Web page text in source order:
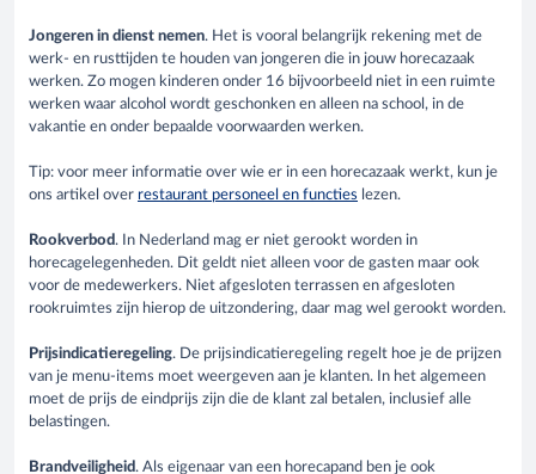
Jongeren in dienst nemen. Het is vooral belangrijk rekening met de
werk- en rusttijden te houden van jongeren die in jouw horecazaak
werken. Zo mogen kinderen onder 16 bijvoorbeeld niet in een ruimte
werken waar alcohol wordt geschonken en alleen na school, in de
vakantie en onder bepaalde voorwaarden werken.
Tip: voor meer informatie over wie er in een horecazaak werkt, kun je
ons artikel over restaurant personeel en functies lezen.
Rookverbod. In Nederland mag er niet gerookt worden in
horecagelegenheden. Dit geldt niet alleen voor de gasten maar ook
voor de medewerkers. Niet afgesloten terrassen en afgesloten
rookruimtes zijn hierop de uitzondering, daar mag wel gerookt worden.
Prijsindicatieregeling. De prijsindicatieregeling regelt hoe je de prijzen
van je menu-items moet weergeven aan je klanten. In het algemeen
moet de prijs de eindprijs zijn die de klant zal betalen, inclusief alle
belastingen.
Brandveiligheid. Als eigenaar van een horecapand ben je ook